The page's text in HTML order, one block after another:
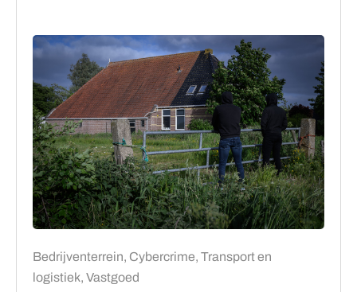
Bedrijventerrein, Cybercrime, Transport en
logistiek, Vastgoed